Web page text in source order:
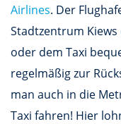
Airlines. Der
Stadtzentrum
oder dem Taxi
regelmäßig zur
man auch in die
Taxi fahren! Hier